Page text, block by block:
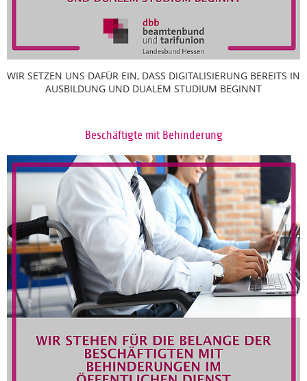
WIR SETZEN UNS DAFÜR EIN, DASS DIGITALISIERUNG BEREITS IN
AUSBILDUNG UND DUALEM STUDIUM BEGINNT
Beschäftigte mit Behinderung